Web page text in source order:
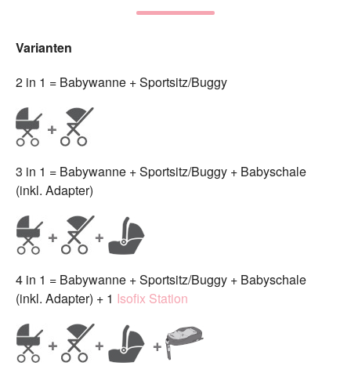
Varianten
2 in 1 = Babywanne + Sportsitz/Buggy
3 in 1 = Babywanne + Sportsitz/Buggy + Babyschale
(inkl. Adapter)
4 in 1 = Babywanne + Sportsitz/Buggy + Babyschale
(inkl. Adapter) + 1 Isofix Station